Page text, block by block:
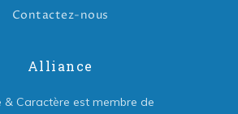
Contactez-nous
Alliance
& Caractère est membre de